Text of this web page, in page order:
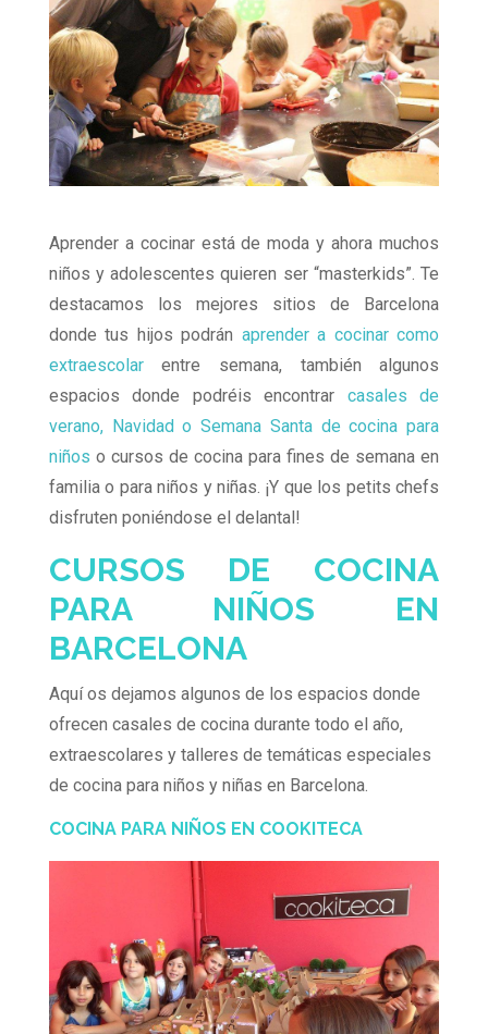
Aprender a cocinar está de moda y ahora muchos
niños y adolescentes quieren ser “masterkids”. Te
destacamos los mejores sitios de Barcelona
donde tus hijos podrán aprender a cocinar como
extraescolarentre semana, también algunos
espacios donde podréis encontrar casales de
verano, Navidad o Semana Santa de cocina para
niños o cursos de cocina para fines de semana en
familia o para niños y niñas. ¡Y que los petits chefs
disfruten poniéndose el delantal!
CURSOS DE COCINA
PARA NIÑOS EN
BARCELONA
Aquí os dejamos algunos de los espacios donde
ofrecen casales de cocina durante todo el año,
extraescolares y talleres de temáticas especiales
de cocina para niños y niñas en Barcelona.
COCINA PARA NIÑOS EN COOKITECA